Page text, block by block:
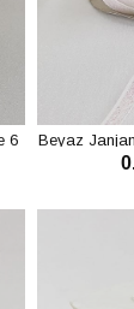
6
Beyaz